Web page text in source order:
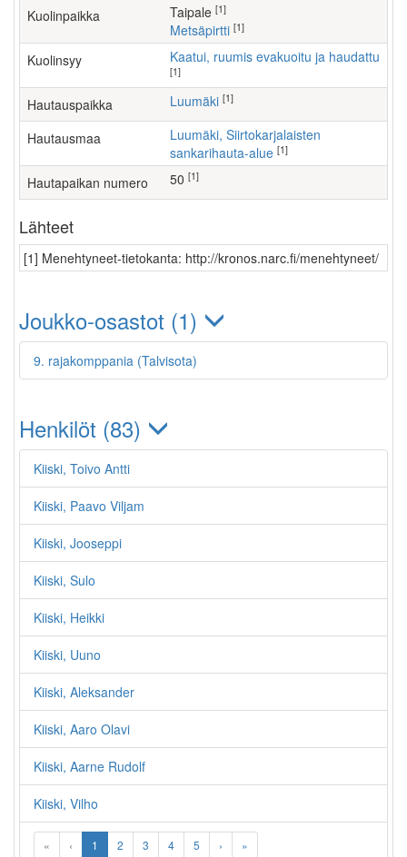
Kuolinpaikka Taipale [1]
Metsäpirtti [1]
Kuolinsyy Kaatui, ruumis evakuoitu ja haudattu
[1]
Hautauspaikka Luumäki [1]
Hautausmaa
Luumäki, Siirtokarjalaisten
sankarihauta-alue [1]
Hautapaikan numero 50 [1]
Lähteet
[1] Menehtyneet-tietokanta: http://kronos.narc.fi/menehtyneet/
Joukko-osastot (1)
9. rajakomppania (Talvisota)
Henkilöt (83)
Kiiski, Toivo Antti
Kiiski, Paavo Viljam
Kiiski, Jooseppi
Kiiski, Sulo
Kiiski, Heikki
Kiiski, Uuno
Kiiski, Aleksander
Kiiski, Aaro Olavi
Kiiski, Aarne Rudolf
Kiiski, Vilho
« ‹ 1 2 3 4 5 › »